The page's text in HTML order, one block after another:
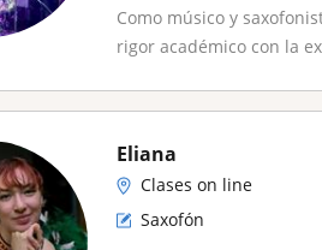
Como músico y
rigor académico con la
Eliana
Clases on line
Saxofón